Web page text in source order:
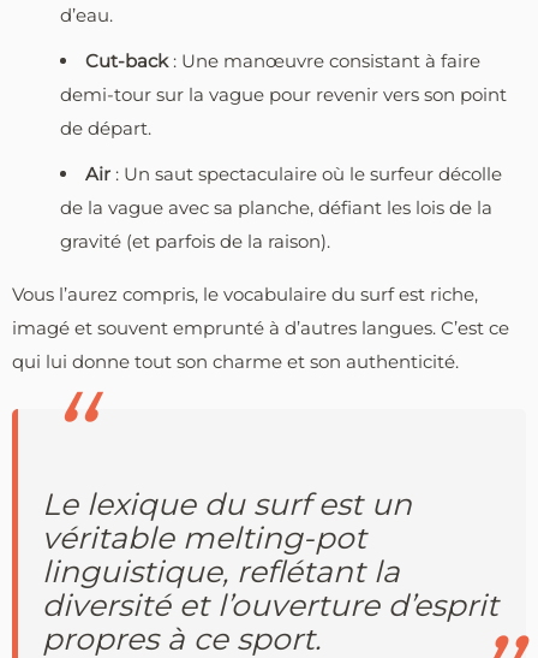
d’eau.
Cut-back : Une manœuvre consistant à faire
demi-tour sur la vague pour revenir vers son point
de départ.
Air : Un saut spectaculaire où le surfeur décolle
de la vague avec sa planche, défiant les lois de la
gravité (et parfois de la raison).
Vous l’aurez compris, le vocabulaire du surf est riche,
imagé et souvent emprunté à d’autres langues. C’est ce
qui lui donne tout son charme et son authenticité.
Le lexique du surf est un
véritable melting-pot
linguistique, reflétant la
diversité et l’ouverture d’esprit
propres à ce sport.